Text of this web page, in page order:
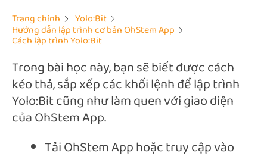
Trang chính Yolo:Bit
Hướng dẫn lập trình cơ bản OhStem App
Cách lập trình Yolo:Bit
Trong bài học này, bạn sẽ biết được cách
kéo thả, sắp xếp các khối lệnh để lập trình
Yolo:Bit cũng như làm quen với giao diện
của OhStem App.
Tải OhStem App hoặc truy cập vào